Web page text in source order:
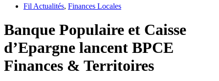
Fil Actualités, Finances Locales
Banque Populaire et Caisse
d’Epargne lancent BPCE
Finances & Territoires